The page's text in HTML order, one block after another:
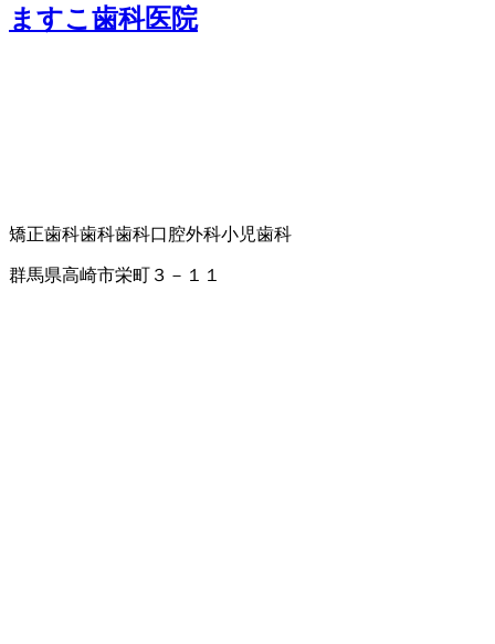
ますこ歯科医院
矯正歯科歯科歯科口腔外科小児歯科
群馬県高崎市栄町３－１１